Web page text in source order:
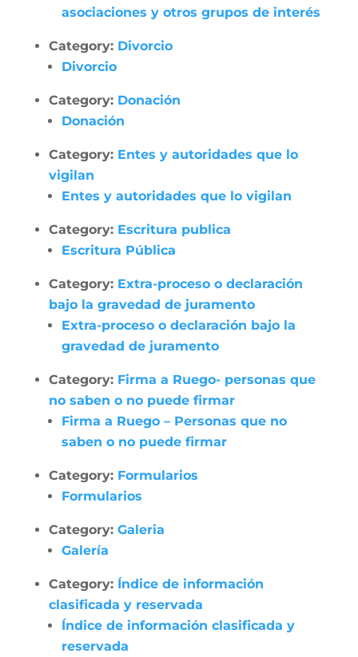
asociaciones y otros grupos de interés
Category: Divorcio
Divorcio
Category: Donación
Donación
Category: Entes y autoridades que lo
vigilan
Entes y autoridades que lo vigilan
Category: Escritura publica
Escritura Pública
Category: Extra-proceso o declaración
bajo la gravedad de juramento
Extra-proceso o declaración bajo la
gravedad de juramento
Category: Firma a Ruego- personas que
no saben o no puede firmar
Firma a Ruego – Personas que no
saben o no puede firmar
Category: Formularios
Formularios
Category: Galeria
Galería
Category: Índice de información
clasificada y reservada
Índice de información clasificada y
reservada